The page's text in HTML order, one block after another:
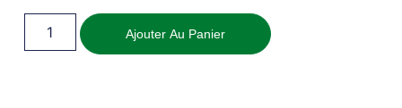
Ajouter Au Panier